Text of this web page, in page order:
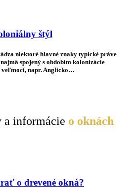
štýl
niektoré hlavné znaky typické práve
spojený s obdobím kolonizácie
veľmocí, napr. Anglicko…
a informácie o oknách
o drevené okná?